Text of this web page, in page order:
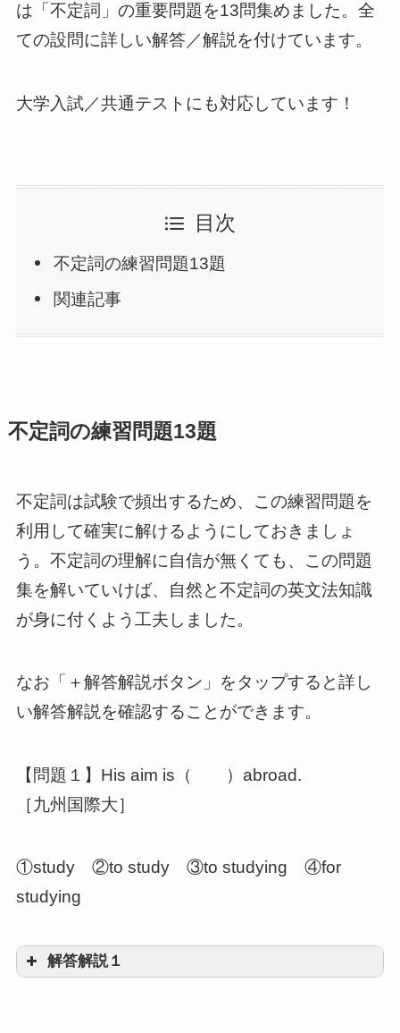
は「不定詞」の重要問題を13問集めました。全
ての設問に詳しい解答／解説を付けています。
大学入試／共通テストにも対応しています！
目次
不定詞の練習問題13題
関連記事
不定詞の練習問題13題
不定詞は試験で頻出するため、この練習問題を
利用して確実に解けるようにしておきましょ
う。不定詞の理解に自信が無くても、この問題
集を解いていけば、自然と不定詞の英文法知識
が身に付くよう工夫しました。
なお「＋解答解説ボタン」をタップすると詳し
い解答解説を確認することができます。
【問題１】His aim is（ ）abroad.
［九州国際大］
①study ②to study ③to studying ④for
studying
解答解説１